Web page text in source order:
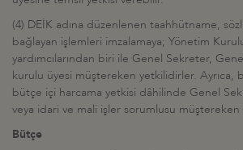
(4) DEİK adına düzenlenen taahhütname,
bağlayan işlemleri imzalamaya; Yönetim
yardımcılarından biri ile Genel Sekreter,
kurulu üyesi müştereken yetkilidirler. Ayrıca,
bütçe içi harcama yetkisi dâhilinde Genel
veya idari ve mali işler sorumlusu müştereken
Bütçe